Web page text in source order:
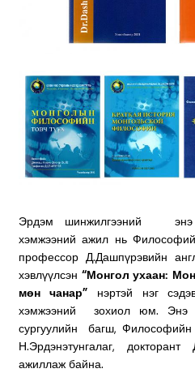
Эрдэм шинжилгээний энэ
хэмжээний ажил нь
профессор Д.Дашпүрэвийн
хэвлүүлсэн“Монгол ухаан:
мөн чанар”нэртэй нэг
хэмжээний зохиол юм. Энэ
сургуулийн багш,
Н.Эрдэнэтунгалаг,
ажиллаж байна.